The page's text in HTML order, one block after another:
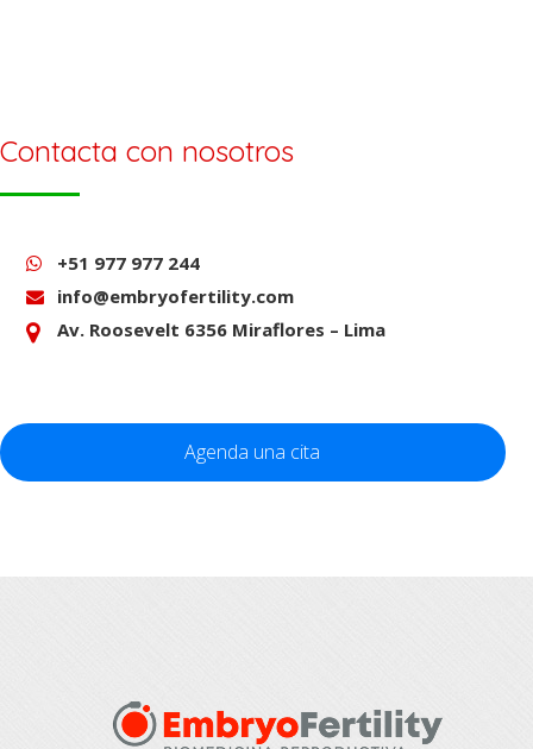
Contacta con nosotros
+51 977 977 244
info@embryofertility.com
Av. Roosevelt 6356 Miraflores – Lima
Agenda una cita